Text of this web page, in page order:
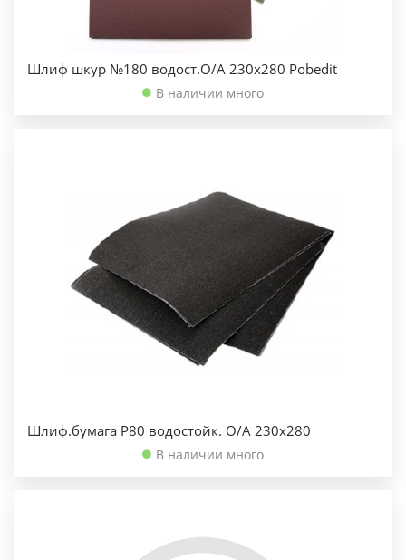
Шлиф шкур №180 водост.О/А 230х280 Pobedit
В наличии много
Шлиф.бумага Р80 водостойк. О/А 230х280
В наличии много